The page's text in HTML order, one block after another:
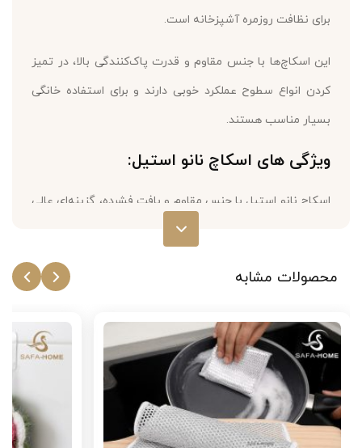
برای نظافت روزمره آشپزخانه است.
این اسکاچ‌ها با جنس مقاوم و قدرت پاک‌کنندگی بالا، در تمیز
کردن انواع سطوح عملکرد خوبی دارند و برای استفاده خانگی
بسیار مناسب هستند.
ویژگی های اسکاچ نانو استیل:
اسکاچ نانو استیل با جنس مقاوم و بافت فشرده، گزینه‌ای عالی
برای تمیزکردن ظروف، قابلمه، اجاق گاز، سینک، شیرآلات،
خشک‌شده و رسوبات قدیمی سریع‌تر و بدون آسیب به سطح
پاک شوند.
بسته‌ی ۴ عددی، انتخابی اقتصادی و مقرون به‌صرفه برای
مصرف روزانه است.
محصولات مشابه